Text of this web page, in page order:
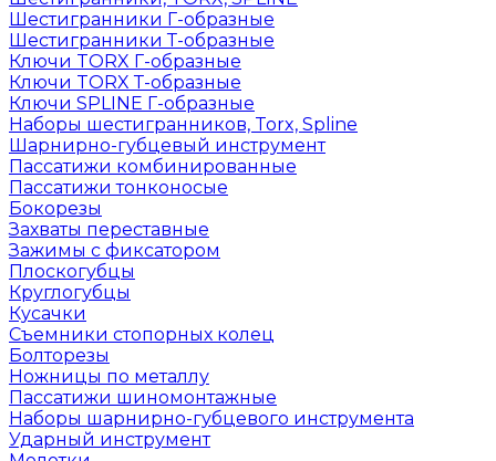
Шестигранники Г-образные
Шестигранники Т-образные
Ключи TORX Г-образные
Ключи TORX Т-образные
Ключи SPLINE Г-образные
Наборы шестигранников, Torx, Spline
Шарнирно-губцевый инструмент
Пассатижи комбинированные
Пассатижи тонконосые
Бокорезы
Захваты переставные
Зажимы с фиксатором
Плоскогубцы
Круглогубцы
Кусачки
Съемники стопорных колец
Болторезы
Ножницы по металлу
Пассатижи шиномонтажные
Наборы шарнирно-губцевого инструмента
Ударный инструмент